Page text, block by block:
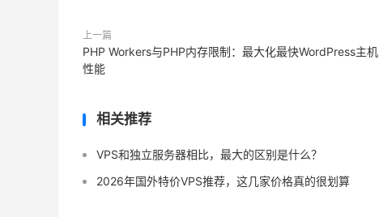
上一篇
PHP Workers与PHP内存限制：最大化最快WordPress主机
性能
相关推荐
VPS和独立服务器相比，最大的区别是什么？
2026年国外特价VPS推荐，这几家价格真的很划算